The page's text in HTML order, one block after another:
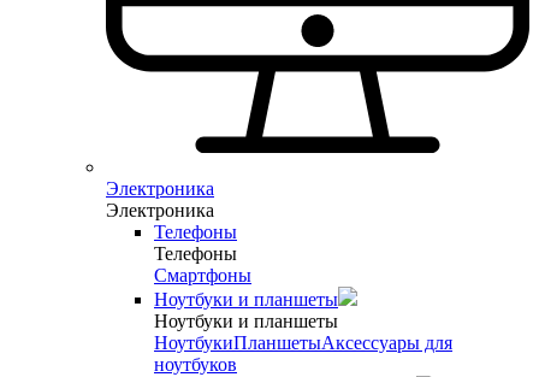
Электроника
Электроника
Телефоны
Телефоны
Смартфоны
Ноутбуки и планшеты
Ноутбуки и планшеты
НоутбукиПланшетыАксессуары для
ноутбуков